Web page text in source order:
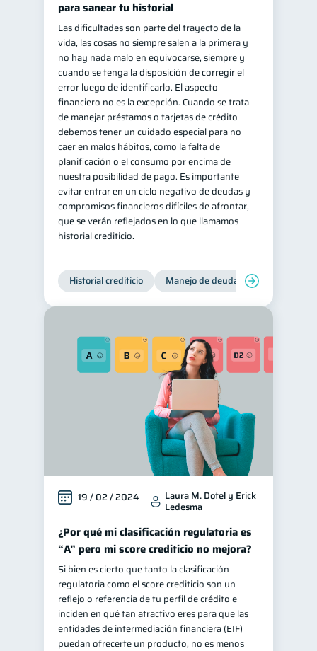
para sanear tu historial
Las dificultades son parte del trayecto de la
vida, las cosas no siempre salen a la primera y
no hay nada malo en equivocarse, siempre y
cuando se tenga la disposición de corregir el
error luego de identificarlo. El aspecto
financiero no es la excepción. Cuando se trata
de manejar préstamos o tarjetas de crédito
debemos tener un cuidado especial para no
caer en malos hábitos, como la falta de
planificación o el consumo por encima de
nuestra posibilidad de pago. Es importante
evitar entrar en un ciclo negativo de deudas y
compromisos financieros difíciles de afrontar,
que se verán reflejados en lo que llamamos
historial crediticio.
Historial crediticio Manejo de deudas
19 / 02 / 2024 Laura M. Dotel y Erick
Ledesma
¿Por qué mi clasificación regulatoria es
“A” pero mi score crediticio no mejora?
Si bien es cierto que tanto la clasificación
regulatoria como el score crediticio son un
reflejo o referencia de tu perfil de crédito e
inciden en qué tan atractivo eres para que las
entidades de intermediación financiera (EIF)
puedan ofrecerte un producto, no es menos